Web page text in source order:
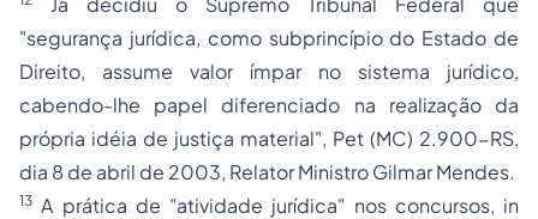
"segurança jurídica, como subprincípio do Estado de
Direito, assume valor ímpar no sistema jurídico,
cabendo-lhe papel diferenciado na realização da
própria idéia de justiça material", Pet (MC) 2.900-RS,
dia 8 de abril de 2003, Relator Ministro Gilmar Mendes.
13 A prática de "atividade jurídica" nos concursos, in